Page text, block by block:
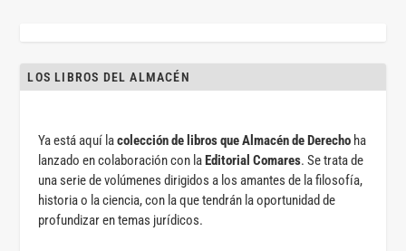
LOS LIBROS DEL ALMACÉN
Ya está aquí lacolección de libros que Almacén de Derecho ha
lanzado en colaboración con la Editorial Comares. Se trata de
una serie de volúmenes dirigidos a los amantes de la filosofía,
historia o la ciencia, con la que tendrán la oportunidad de
profundizar en temas jurídicos.